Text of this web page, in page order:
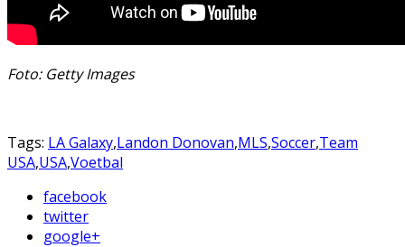
Foto: Getty Images
Tags: LA Galaxy,Landon Donovan,MLS,Soccer,Team
USA,USA,Voetbal
facebook
twitter
google+